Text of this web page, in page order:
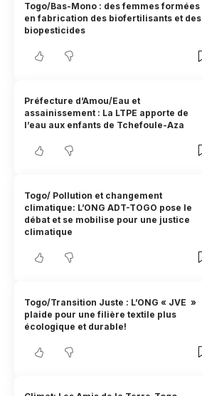
Togo/Bas-Mono : des femmes formées
en fabrication des biofertilisants et des
biopesticides
Préfecture d’Amou/Eau et
assainissement : La LTPE apporte de
l’eau aux enfants de Tchefoule-Aza
Togo/ Pollution et changement
climatique: L’ONG ADT-TOGO pose le
débat et se mobilise pour une justice
climatique
Togo/Transition Juste : L’ONG « JVE »
plaide pour une filière textile plus
écologique et durable!